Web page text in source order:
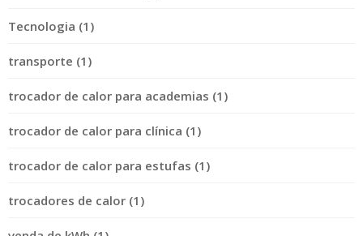
Tecnologia (1)
transporte (1)
trocador de calor para academias (1)
trocador de calor para clínica (1)
trocador de calor para estufas (1)
trocadores de calor (1)